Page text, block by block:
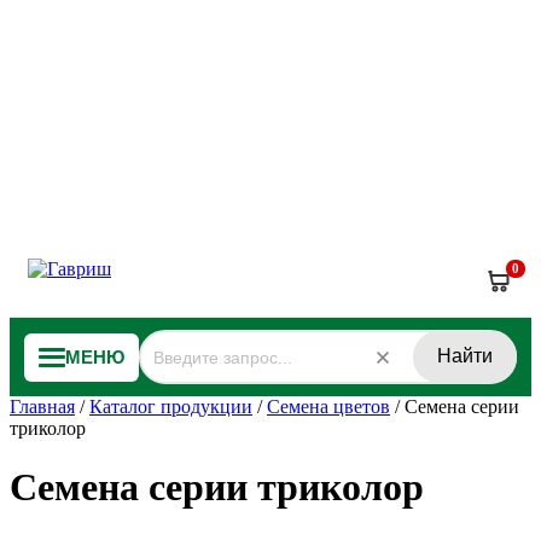
0
МЕНЮ Найти
Главная /Каталог продукции /Семена цветов /Семена серии
триколор
Семена серии триколор